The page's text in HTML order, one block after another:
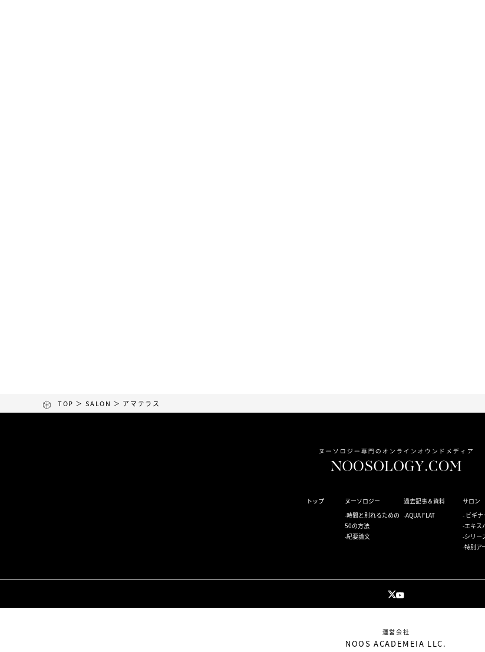
TOP ＞ SALON ＞ アマテラス
トップ
ヌーソロジー
時間と別れるための
50の方法
紀要論文
過去記事＆資料
AQUA FLAT
サロン
ビギナ
エキス
シリー
特別ア
運営会社
NOOS ACADEMEIA LLC.